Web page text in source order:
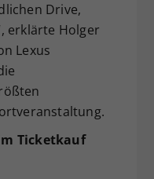
Drive,
erklärte Holger
Lexus
Ticketkauf